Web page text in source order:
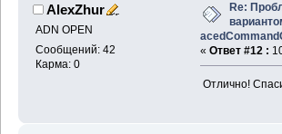
AlexZhur
ADN OPEN
Сообщений: 42
Карма: 0
Re:
« Ответ #12 :
Отлично!